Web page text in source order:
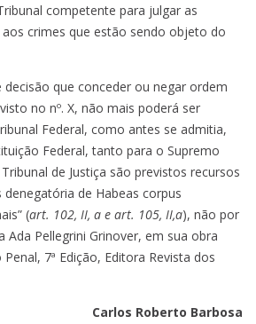
competente para julgar as
crimes que estão sendo objeto do
que conceder ou negar ordem
no nº. X, não mais poderá ser
Federal, como antes se admitia,
Federal, tanto para o Supremo
de Justiça são previstos recursos
de Habeas corpus
(art. 102, II, a e art. 105, II,a), não por
Ada Pellegrini Grinover, em sua obra
7ª Edição, Editora Revista dos
Carlos Roberto Barbosa